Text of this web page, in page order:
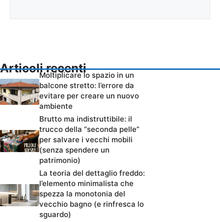
Articoli recenti
Moltiplicare lo spazio in un
balcone stretto: l’errore da
evitare per creare un nuovo
ambiente
Brutto ma indistruttibile: il
trucco della “seconda pelle”
per salvare i vecchi mobili
(senza spendere un
patrimonio)
La teoria del dettaglio freddo:
l’elemento minimalista che
spezza la monotonia del
vecchio bagno (e rinfresca lo
sguardo)